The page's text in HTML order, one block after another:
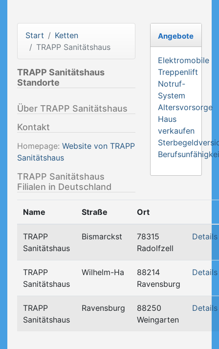
Start
Ketten
TRAPP Sanitätshaus
TRAPP Sanitätshaus
Standorte
Über TRAPP Sanitätshaus
Kontakt
Homepage: Website von TRAPP
Sanitätshaus
TRAPP Sanitätshaus
Filialen in Deutschland
Name Straße Ort
TRAPP
Sanitätshaus
Bismarckst
78315
Radolfzell
Details
TRAPP
Sanitätshaus
Wilhelm-Ha
88214
Ravensburg
Details
TRAPP
Sanitätshaus
Ravensburg
88250
Weingarten
Details
Angebote
Elektromobile
Treppenlift
Notruf-
System
Altersvorsorge
Haus
verkaufen